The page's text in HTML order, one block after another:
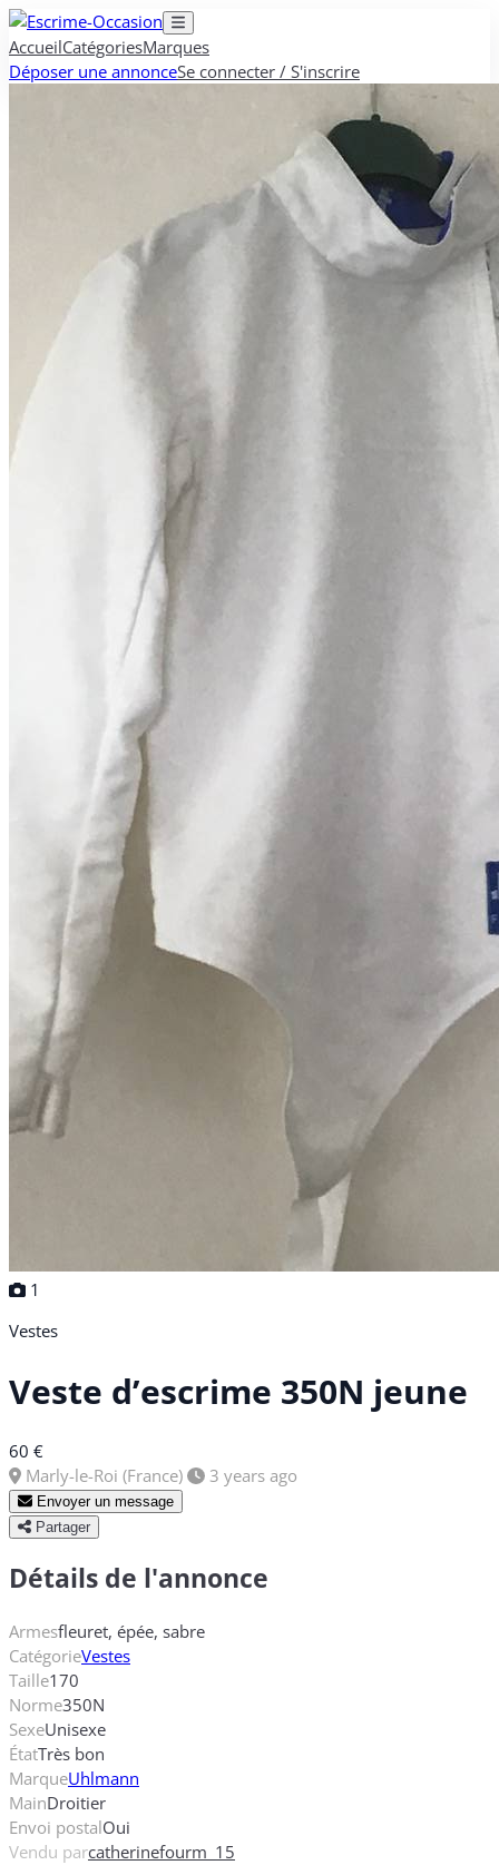
AccueilCatégoriesMarques
Déposer une annonceSe connecter / S'inscrire
1
Vestes
Veste d’escrime 350N jeune
60 €
Marly-le-Roi (France)
3 years ago
Envoyer un message
Partager
Détails de l'annonce
Armesfleuret, épée, sabre
CatégorieVestes
Taille170
Norme350N
SexeUnisexe
ÉtatTrès bon
MarqueUhlmann
MainDroitier
Envoi postalOui
Vendu parcatherinefourm_15